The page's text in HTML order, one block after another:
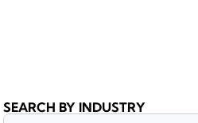
SEARCH BY INDUSTRY